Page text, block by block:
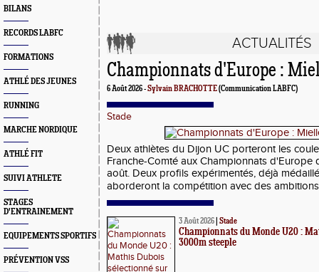
BILANS
RECORDS LABFC
FORMATIONS
ATHLÉ DES JEUNES
RUNNING
MARCHE NORDIQUE
ATHLÉ FIT
SUIVI ATHLETE
STAGES
D'ENTRAINEMENT
EQUIPEMENTS SPORTIFS
PRÉVENTION VSS
ACTUALITÉS
Championnats d'Europe :
6 Août 2026 -Sylvain BRACHOTTE(Communication LABFC)
Stade
Deux athlètes du Dijon UC porteront les
Franche-Comté aux Championnats d'Europe
août. Deux profils expérimentés, déjà
aborderont la compétition avec des
3 Août 2026 Stade
Championnats du Monde U20 :
3000m steeple